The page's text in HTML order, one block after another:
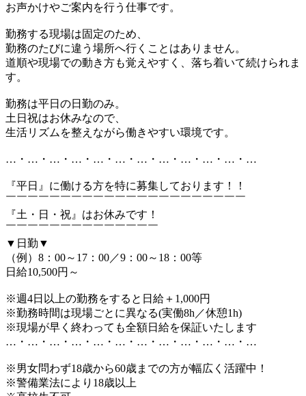
お声かけやご案内を行う仕事です。
勤務する現場は固定のため、
勤務のたびに違う場所へ行くことはありません。
道順や現場での動き方も覚えやすく、落ち着いて続けられま
す。
勤務は平日の日勤のみ。
土日祝はお休みなので、
生活リズムを整えながら働きやすい環境です。
…・…・…・…・…・…・…・…・…・…・…・…
『平日』に働ける方を特に募集しております！！
￣￣￣￣￣￣￣￣￣￣￣￣￣￣￣￣￣￣￣￣￣￣
『土・日・祝』はお休みです！
￣￣￣￣￣￣￣￣￣￣￣￣￣￣
▼日勤▼
（例）8：00～17：00／9：00～18：00等
日給10,500円～
※週4日以上の勤務をすると日給＋1,000円
※勤務時間は現場ごとに異なる(実働8h／休憩1h)
※現場が早く終わっても全額日給を保証いたします
…・…・…・…・…・…・…・…・…・…・…・…
※男女問わず18歳から60歳までの方が幅広く活躍中！
※警備業法により18歳以上